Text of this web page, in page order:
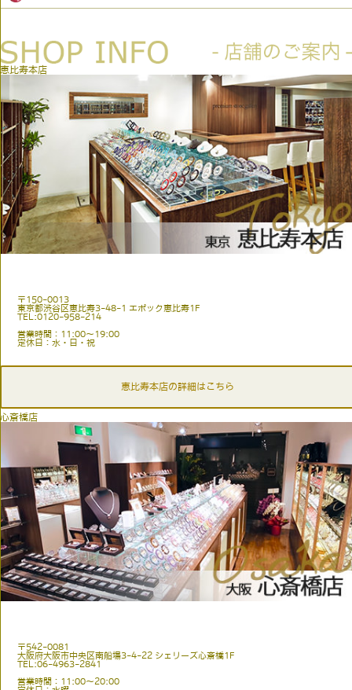
恵比寿本店
〒150-0013
東京都渋谷区恵比寿3-48-1 エポック恵比寿1F
TEL:0120-958-214
営業時間：11:00〜19:00
定休日：水・日・祝
恵比寿本店の詳細はこちら
心斎橋店
〒542-0081
大阪府大阪市中央区南船場3-4-22 シェリーズ心斎橋1F
TEL:06-4963-2841
営業時間：11:00〜20:00